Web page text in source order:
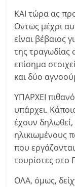
ΚΑΙ τώρα ας
Οντως μέχρι
είναι βέβαιος
της
επίσημα
και δύο
ΥΠΑΡΧΕΙ
υπάρχει.
έχουν δηλωθεί,
ηλικιωμένους
που
τουρίστες στο
ΟΛΑ, όμως,